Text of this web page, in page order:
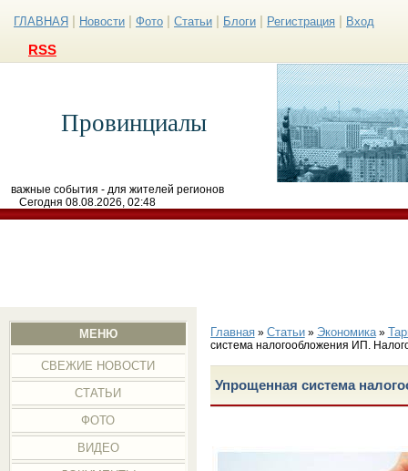
ГЛАВНАЯ Новости Фото Статьи Блоги Регистрация Вход
RSS
Провинциалы
важные события - для жителей регионов
Сегодня 08.08.2026, 02:48
МЕНЮ
СВЕЖИЕ НОВОСТИ
СТАТЬИ
ФОТО
ВИДЕО
Главная» Статьи» Экономика»
система налогообложения ИП.
Упрощенная система